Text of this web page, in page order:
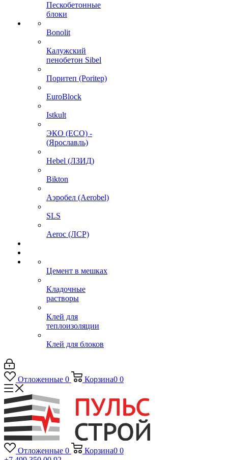
Пескобетонные
блоки
Bonolit
Калужский
пенобетон Sibel
Поритеп (Poritep)
EuroBlock
Istkult
ЭКО (ECO) -
(Ярославль)
Hebel (ЛЗИД)
Bikton
Аэробел (Aerobel)
SLS
Aeroc (ЛСР)
Цемент в мешках
Кладочные
растворы
Клей для
теплоизоляции
Клей для блоков
Отложенные 0 Корзина0 0
Отложенные 0 Корзина0 0